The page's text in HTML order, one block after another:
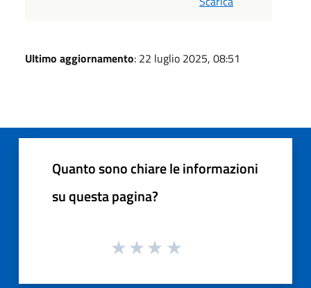
Ultimo aggiornamento: 22 luglio 2025, 08:51
Quanto sono chiare le informazioni
su questa pagina?